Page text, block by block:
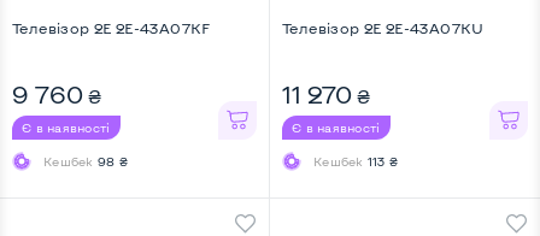
Телевiзор 2E 2E-43A07KF
9 760 ₴
Є в наявності
Кешбек 98 ₴
Телевiзор 2E 2E-43A07KU
11 270 ₴
Є в наявності
Кешбек 113 ₴